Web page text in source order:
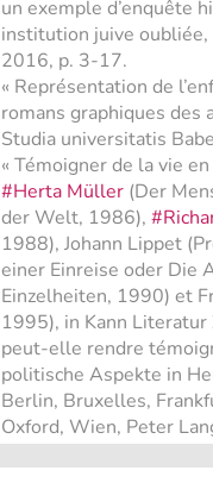
un exemple d’enquête
institution juive oubliée,
2016, p. 3-17.
« Représentation de
romans graphiques des
Studia universitatis
« Témoigner de la vie
#Herta Müller (Der
der Welt, 1986),
1988), Johann Lippet
einer Einreise oder Die
Einzelheiten, 1990) et
1995), in Kann
peut-elle rendre
politische Aspekte in
Berlin, Bruxelles,
Oxford, Wien, Peter